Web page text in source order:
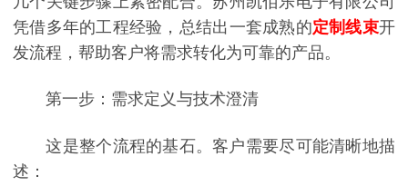
凭借多年的工程经验，总结出一套成熟的定制线束开
发流程，帮助客户将需求转化为可靠的产品。
第一步：需求定义与技术澄清
这是整个流程的基石。客户需要尽可能清晰地描
述：